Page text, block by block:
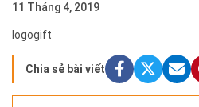
11 Tháng 4, 2019
logogift
Chia sẻ bài viết